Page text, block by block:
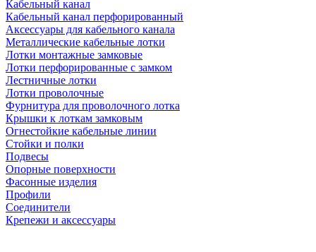
Кабельный канал
Кабельный канал перфорированный
Аксессуары для кабельного канала
Металлические кабельные лотки
Лотки монтажные замковые
Лотки перфорированные с замком
Лестничные лотки
Лотки проволочные
Фурнитура для проволочного лотка
Крышки к лоткам замковым
Огнестойкие кабельные линии
Стойки и полки
Подвесы
Опорные поверхности
Фасонные изделия
Профили
Соединители
Крепежи и аксессуары